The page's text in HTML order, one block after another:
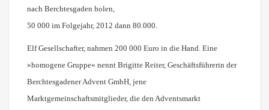
nach Berchtesgaden holen,
50 000 im Folgejahr, 2012 dann 80.000.
Elf Gesellschafter, nahmen 200 000 Euro in die Hand. Eine
»homogene Gruppe« nennt Brigitte Reiter, Geschäftsführerin der
Berchtesgadener Advent GmbH, jene
Marktgemeinschaftsmitglieder, die den Adventsmarkt